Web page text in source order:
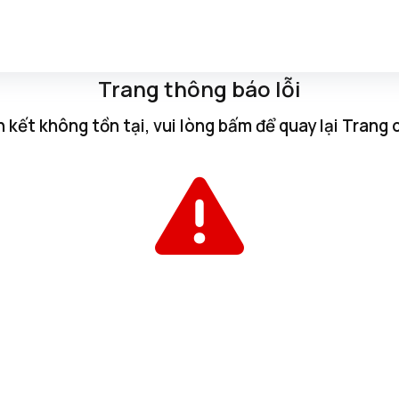
Trang thông báo lỗi
kết không tồn tại, vui lòng bấmđể quay lại Trang